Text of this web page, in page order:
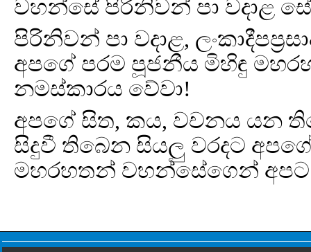
වහන්සේ පිරිනිවන් පා වදාළ
පිරිනිවන් පා වදාළ,
අපගේ පරම පූජනීය මිහිඳු
නමස්කාරය වේවා!
අපගේ සිත, කය, වචනය යන
සිදුවී තිබෙන සියලු වරදට
මහරහතන් වහන්සේගෙන් අපට